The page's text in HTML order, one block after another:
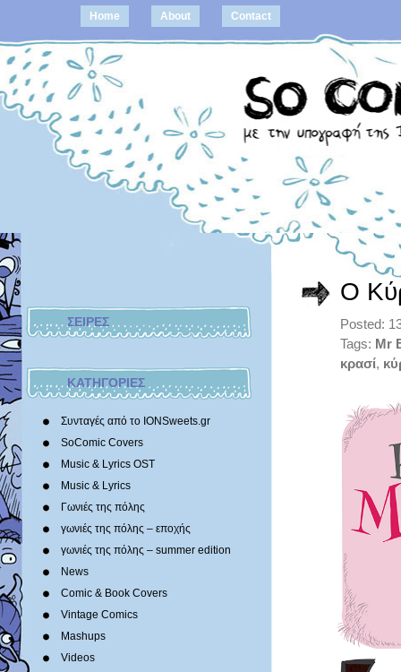
Home About Contact
ΣΕΙΡΕΣ
ΚΑΤΗΓΟΡΙΕΣ
Συνταγές από το IONSweets.gr
SoComic Covers
Music & Lyrics OST
Music & Lyrics
Γωνιές της πόλης
γωνιές της πόλης – εποχής
γωνιές της πόλης – summer edition
News
Comic & Book Covers
Vintage Comics
Mashups
Videos
Ο
Posted:
Tags: Mr
κρασί,